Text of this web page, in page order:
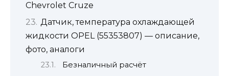
Chevrolet Cruze
Датчик, температура охлаждающей
жидкости OPEL (55353807) — описание,
фото, аналоги
Безналичный расчёт